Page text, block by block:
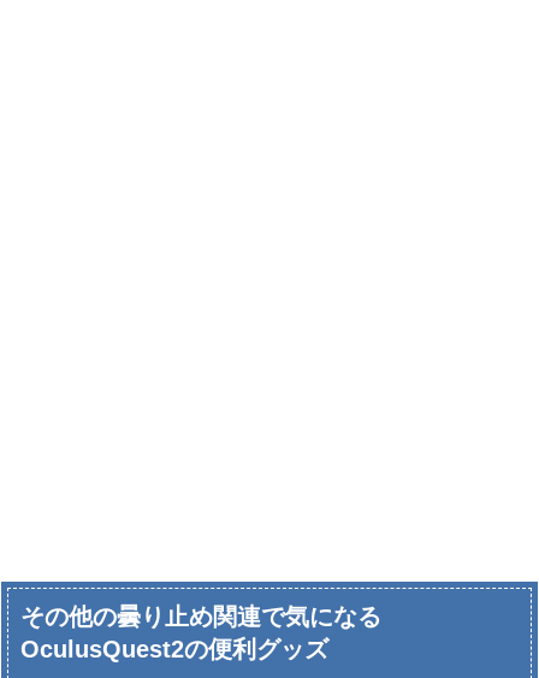
その他の曇り止め関連で気になる
OculusQuest2の便利グッズ